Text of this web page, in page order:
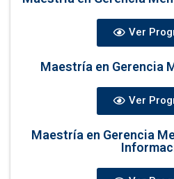
Ver
Maestría en Gerencia
Ver
Maestría en Gerencia